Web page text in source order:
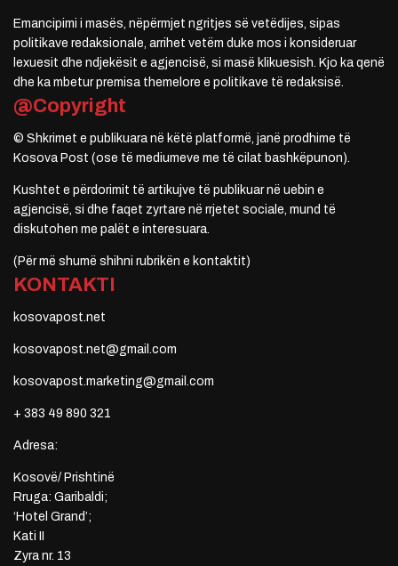
Emancipimi i masës, nëpërmjet ngritjes së vetëdijes, sipas
politikave redaksionale, arrihet vetëm duke mos i konsideruar
lexuesit dhe ndjekësit e agjencisë, si masë klikuesish. Kjo ka qenë
dhe ka mbetur premisa themelore e politikave të redaksisë.
@Copyright
© Shkrimet e publikuara në këtë platformë, janë prodhime të
Kosova Post (ose të mediumeve me të cilat bashkëpunon).
Kushtet e përdorimit të artikujve të publikuar në uebin e
agjencisë, si dhe faqet zyrtare në rrjetet sociale, mund të
diskutohen me palët e interesuara.
(Për më shumë shihni rubrikën e kontaktit)
KONTAKTI
kosovapost.net
kosovapost.net@gmail.com
kosovapost.marketing@gmail.com
+ 383 49 890 321
Adresa:
Kosovë/ Prishtinë
Rruga: Garibaldi;
‘Hotel Grand’;
Kati II
Zyra nr. 13